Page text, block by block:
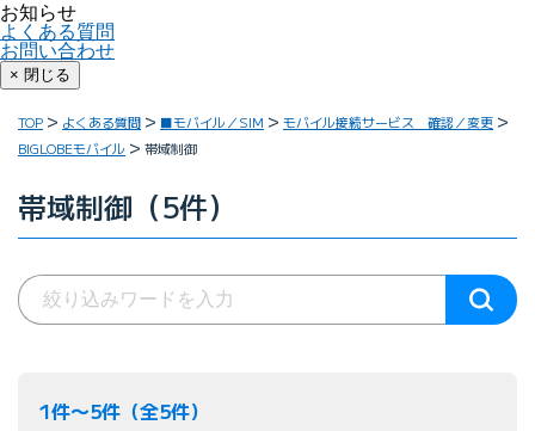
お知らせ
よくある質問
お問い合わせ
× 閉じる
TOP よくある質問 ■モバイル／SIM
モバイル接続サービス 確認／変更
BIGLOBEモバイル
帯域制御
帯域制御（5件）
1件〜5件（全5件）